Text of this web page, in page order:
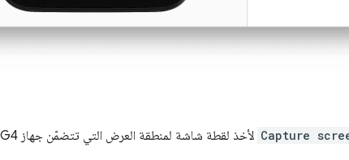
Capture لأخذ لقطة شاشة لمنطقة العرض التي تتضمّن جهاز Moto G4 (بعد تفعيل